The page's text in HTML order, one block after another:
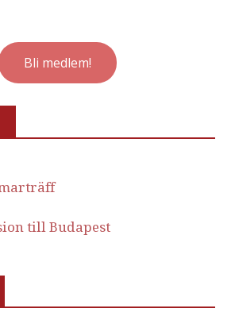
Bli medlem!
till Budapest